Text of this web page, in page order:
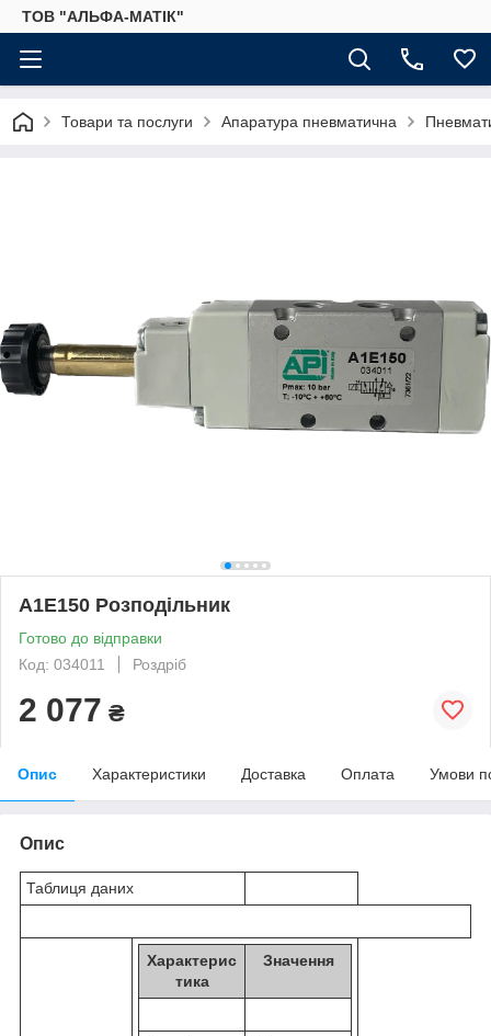
ТОВ "АЛЬФА-МАТІК"
Товари та послуги Апаратура пневматична
A1E150 Розподільник
Готово до відправки
Код: 034011
Роздріб
2 077 ₴
Опис Характеристики Доставка Оплата Умови
Опис
Таблиця даних
Характерис
тика
Значення